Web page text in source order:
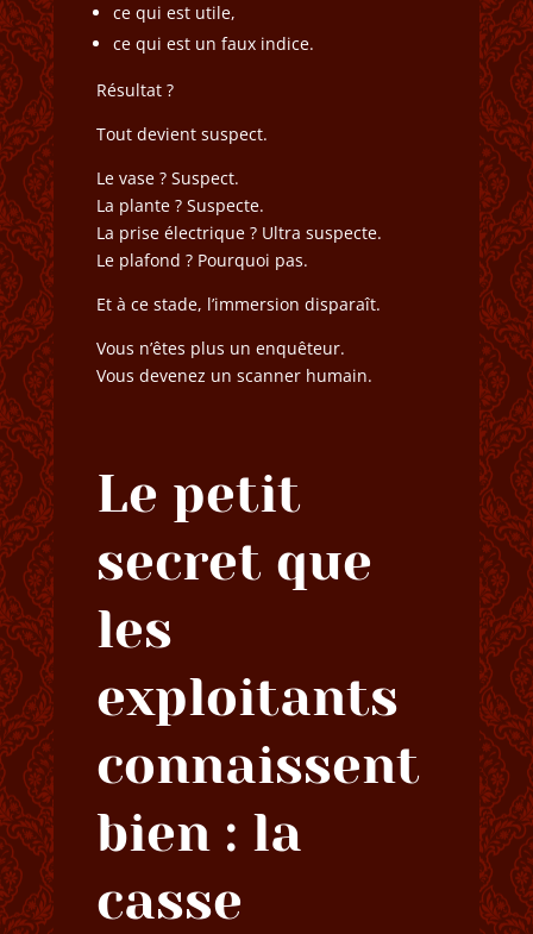
ce qui est utile,
ce qui est un faux indice.
Résultat ?
Tout devient suspect.
Le vase ? Suspect.
La plante ? Suspecte.
La prise électrique ? Ultra suspecte.
Le plafond ? Pourquoi pas.
Et à ce stade, l’immersion disparaît.
Vous n’êtes plus un enquêteur.
Vous devenez un scanner humain.
Le petit
secret que
les
exploitants
connaissent
bien : la
casse